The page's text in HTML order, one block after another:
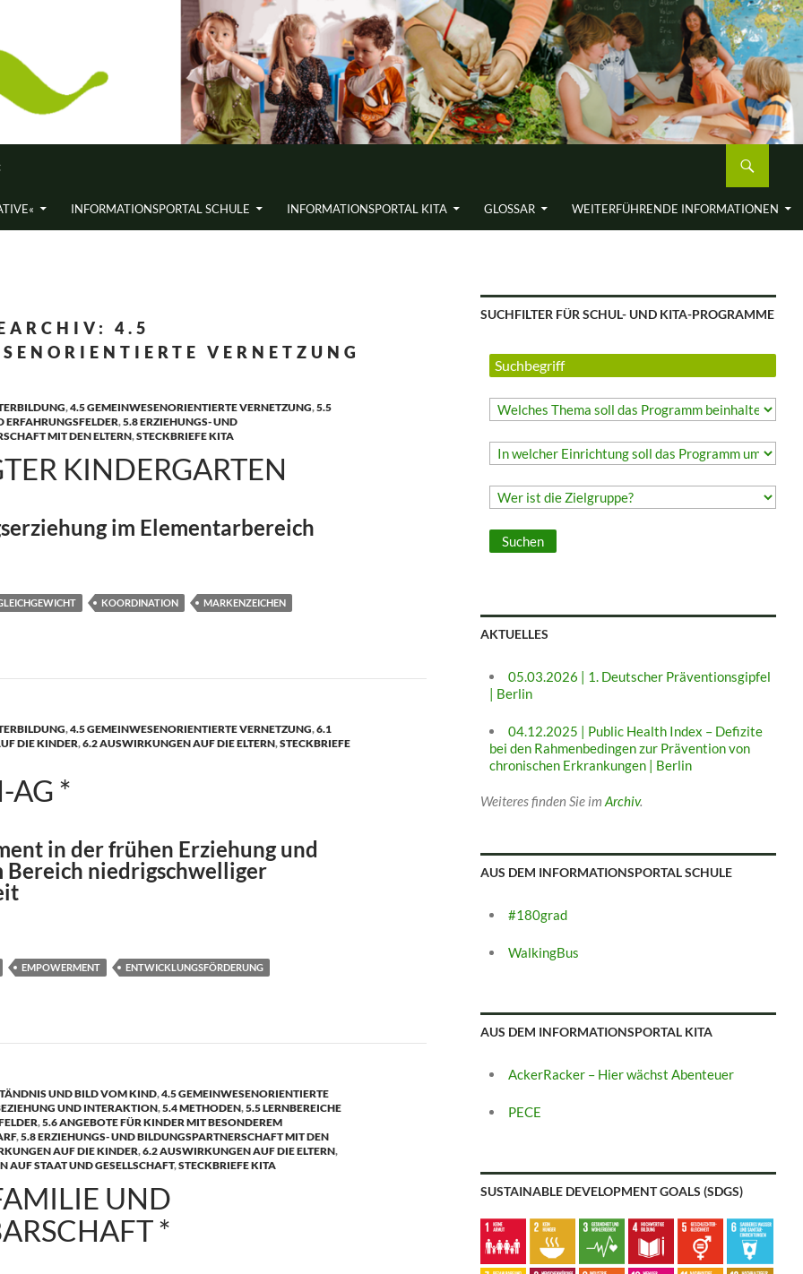
INFORMATIONS­PORTAL SCHULE INFORMATIONS­PORTAL KITA GLOSSAR WEITERFÜH­RENDE INFORMA­TIONEN
4.5
VERNETZUNG
,4.5 GEMEINWESENORIENTIERTE VERNETZUNG,5.5
ERFAHRUNGSFELDER,5.8 ERZIEHUNGS- UND
MIT DEN ELTERN,STECKBRIEFE KITA
KINDERGARTEN
im Elementarbereich
KOORDINATION
MARKENZEICHEN
,4.5 GEMEINWESENORIENTIERTE VERNETZUNG,6.1
DIE KINDER,6.2 AUSWIRKUNGEN AUF DIE ELTERN,STECKBRIEFE
AG *
in der frühen Erziehung und
Bereich niedrigschwelliger
EMPOWERMENT
ENTWICKLUNGSFÖRDERUNG
UND BILD VOM KIND,4.5 GEMEINWESENORIENTIERTE
UND INTERAKTION,5.4 METHODEN,5.5 LERNBEREICHE
,5.6 ANGEBOTE FÜR KINDER MIT BESONDEREM
,5.8 ERZIEHUNGS- UND BILDUNGSPARTNERSCHAFT MIT DEN
AUF DIE KINDER,6.2 AUSWIRKUNGEN AUF DIE ELTERN,
AUF STAAT UND GESELLSCHAFT,STECKBRIEFE KITA
UND
*
SUCHFILTER FÜR SCHUL- UND KITA-PROGRAMME
AKTUELLES
05.03.2026 | 1. Deutscher Präventionsgipfel
| Berlin
04.12.2025 | Public Health Index – Defizite
bei den Rahmenbedingen zur Prävention von
chronischen Erkrankungen | Berlin
Weiteres finden Sie im Archiv.
AUS DEM INFORMATIONSPORTAL SCHULE
#180grad
WalkingBus
AUS DEM INFORMATIONSPORTAL KITA
AckerRacker – Hier wächst Abenteuer
PECE
SUSTAINABLE DEVELOPMENT GOALS (SDGS)